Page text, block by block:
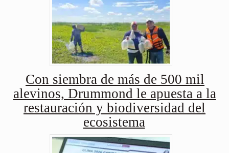
Con siembra de más de 500 mil
alevinos, Drummond le apuesta a la
restauración y biodiversidad del
ecosistema